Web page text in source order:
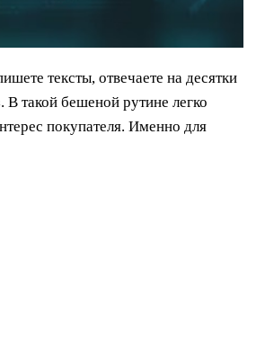
тексты, отвечаете на десятки
В такой бешеной рутине легко
покупателя. Именно для